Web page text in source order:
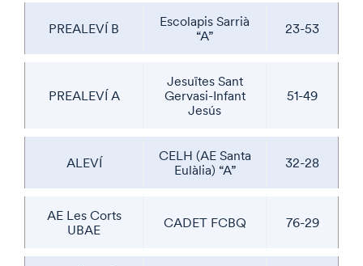
PREALEVÍ B
Escolapis Sarrià
“A”
23-53
PREALEVÍ A
Jesuïtes Sant
Gervasi-Infant
Jesús
51-49
ALEVÍ
CELH (AE Santa
Eulàlia) “A”
32-28
AE Les Corts
UBAE
CADET FCBQ 76-29